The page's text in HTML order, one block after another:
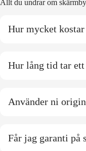
Allt du undrar om
Hur mycket
Hur lång tid tar ett
Använder ni
Får jag garanti på